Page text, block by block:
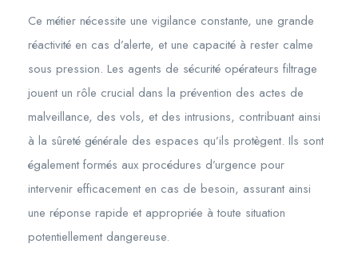
Ce métier nécessite une vigilance constante, une grande
réactivité en cas d’alerte, et une capacité à rester calme
sous pression. Les agents de sécurité opérateurs filtrage
jouent un rôle crucial dans la prévention des actes de
malveillance, des vols, et des intrusions, contribuant ainsi
à la sûreté générale des espaces qu’ils protègent. Ils sont
également formés aux procédures d’urgence pour
intervenir efficacement en cas de besoin, assurant ainsi
une réponse rapide et appropriée à toute situation
potentiellement dangereuse.